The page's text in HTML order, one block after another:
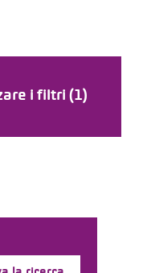
i filtri (1)